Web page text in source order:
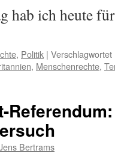
hab ich heute
, Politik | Verschlagwortet
, Menschenrechte,
Bertrams